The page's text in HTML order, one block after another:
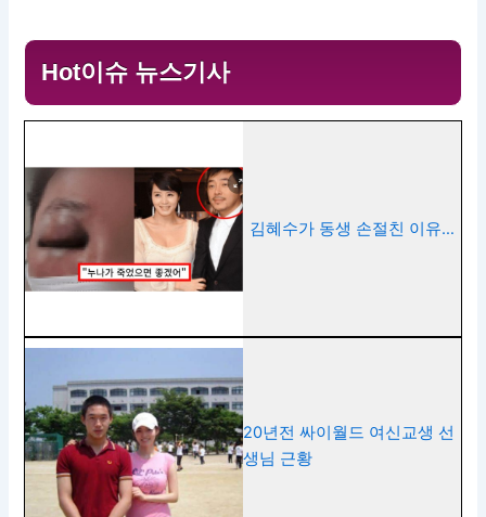
Hot이슈 뉴스기사
김혜수가 동생 손절친 이유…
20년전 싸이월드 여신교생 선
생님 근황